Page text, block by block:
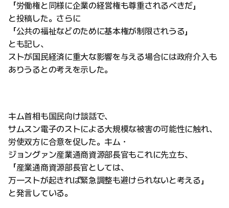
「労働権と同様に企業の経営権も尊重されるべきだ」
と投稿した。さらに
「公共の福祉などのために基本権が制限されうる」
とも記し、
ストが国民経済に重大な影響を与える場合には政府介入も
ありうるとの考えを示した。
キム首相も国民向け談話で、
サムスン電子のストによる大規模な被害の可能性に触れ、
労使双方に合意を促した。キム・
ジョングァン産業通商資源部長官もこれに先立ち、
「産業通商資源部長官としては、
万一ストが起きれば緊急調整も避けられないと考える」
と発言している。